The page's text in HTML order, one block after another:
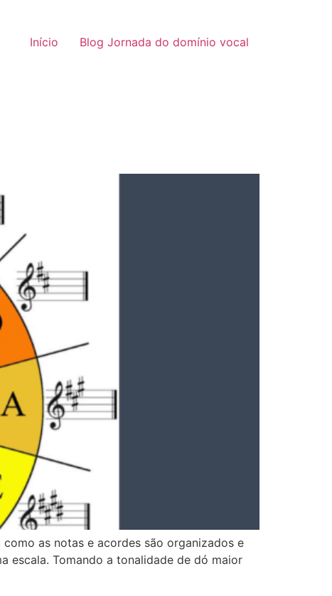
Início Blog Jornada do domínio vocal
as notas e acordes são organizados e
escala. Tomando a tonalidade de dó maior